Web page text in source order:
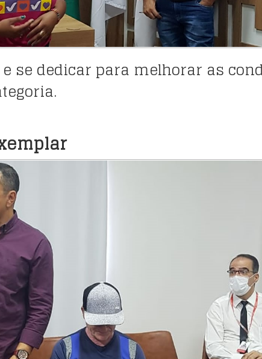
se dedicar para melhorar as